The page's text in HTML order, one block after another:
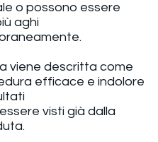
o possono essere
aghi
viene descritta come
efficace e indolore
visti già dalla